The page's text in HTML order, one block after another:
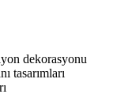
dekorasyonu
tasarımları